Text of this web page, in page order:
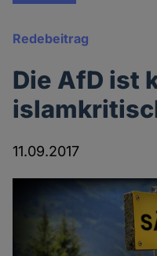
Redebeitrag
Die AfD ist
11.09.2017